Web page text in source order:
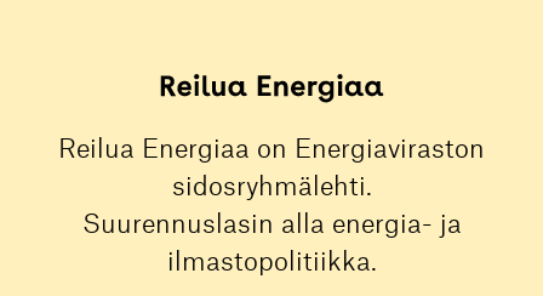
Reilua Energiaa on Energiaviraston
sidosryhmälehti.
Suurennuslasin alla energia- ja
ilmastopolitiikka.